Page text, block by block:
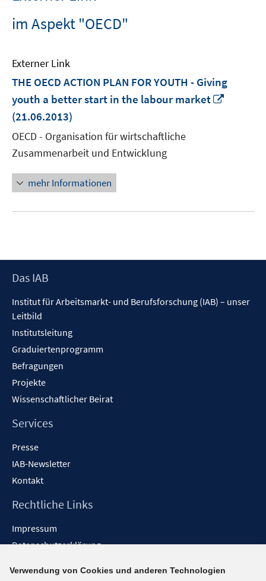
im Aspekt "OECD"
Externer Link
THE OECD ACTION PLAN FOR YOUTH - Giving
youth a better start in the labour market
(21.06.2013)
OECD - Organisation für wirtschaftliche
Zusammenarbeit und Entwicklung
mehr Informationen
Footer
Das IAB
Institut für Arbeitsmarkt- und Berufsforschung (IAB) – unser
Leitbild
Institutsleitung
Graduiertenprogramm
Befragungen
Projekte
Wissenschaftlicher Beirat
Services
Presse
IAB-Newsletter
Kontakt
Rechtliche Links
Impressum
Datenschutzerklärung
Barrieren melden
Verwendung von Cookies und anderen Technologien